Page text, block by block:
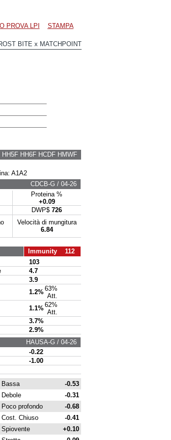
PROVA LPI STAMPA
BITE x MATCHPOINT
HH6F HCDF HMWF
A1A2
CDCB-G / 04-26
Proteina %
+0.09
DWP$ 726
Velocità di mungitura
6.84
Immunity 112
103
4.7
3.9
1.2%63%
Att.
1.1%62%
Att.
3.7%
2.9%
HAUSA-G / 04-26
-0.22
-1.00
Bassa
-0.53
Debole
-0.31
Poco profondo
-0.68
Cost. Chiuso
-0.41
Spiovente
+0.10